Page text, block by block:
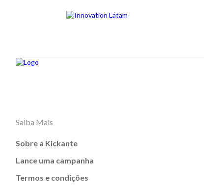
Saiba Mais
Sobre a Kickante
Lance uma campanha
Termos e condições